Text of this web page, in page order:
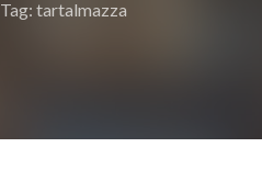
Tag: tartalmazza